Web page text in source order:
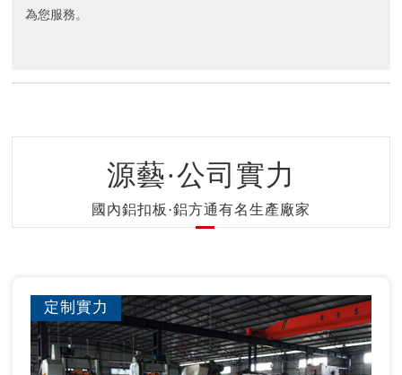
為您服務。
源藝·公司實力
國內鋁扣板·鋁方通有名生產廠家
定制實力